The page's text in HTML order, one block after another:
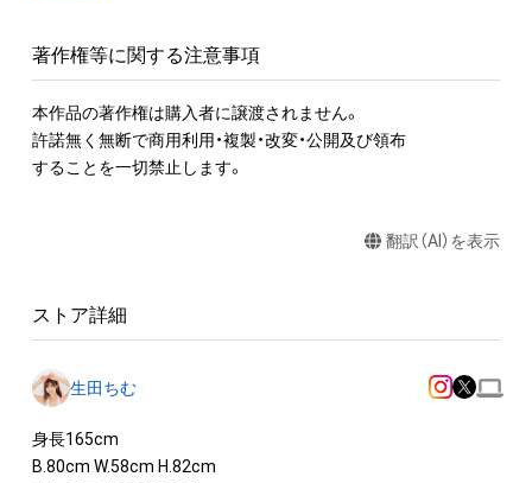
著作権等に関する注意事項
本作品の著作権は購入者に譲渡されません。
許諾無く無断で商用利用・複製・改変・公開及び領布
することを一切禁止します。
翻訳（AI）を表示
ストア詳細
生田ちむ
身長165cm
B.80cm W.58cm H.82cm